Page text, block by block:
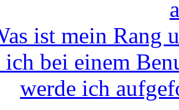
ist mein Rang
ich bei einem
werde ich